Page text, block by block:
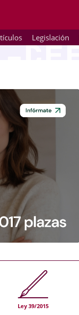
Legislación
Ley 39/2015